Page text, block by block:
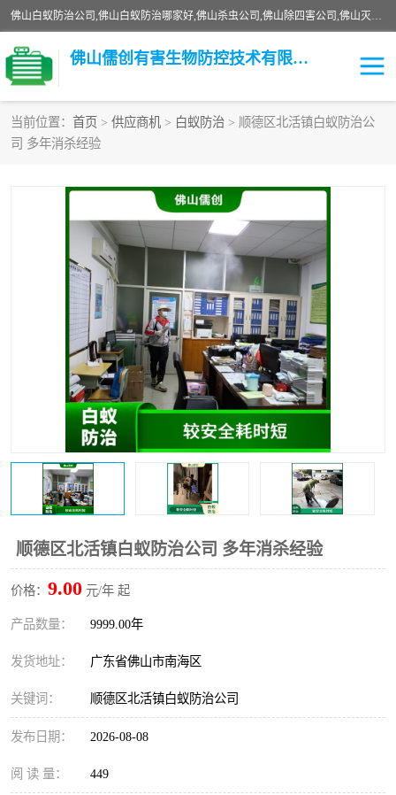
佛山白蚁防治公司,佛山白蚁防治哪家好,佛山杀虫公司,佛山除四害公司,佛山灭白蚁公司,佛山白蚁防治佛山儒创有害生物防治有限公司是一家佛山杀虫公司、佛山除四害公司、佛山灭白蚁公司、佛山白蚁防治公司，让您远离虫害困扰。要问佛山白蚁防治哪家好？佛山儒创有害生物防治有限公司全佛山、广州，正规公司，上门勘查，可靠，售后有保障。
佛山儒创有害生物防控技术有限公司
当前位置： 首页 > 供应商机 > 白蚁防治 > 顺德区北活镇白蚁防治公
司 多年消杀经验
顺德区北活镇白蚁防治公司 多年消杀经验
价格： 9.00 元/年 起
产品数量： 9999.00年
发货地址： 广东省佛山市南海区
关键词： 顺德区北活镇白蚁防治公司
发布日期： 2026-08-08
阅 读 量： 449
白蚁消杀
臭虫消杀 白蚁防治
食堂消杀
校园消杀 园区消杀
害虫防治